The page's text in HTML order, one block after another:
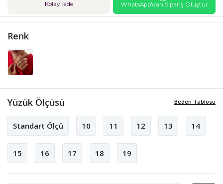
Kolay İade WhatsApp'dan Sipariş Oluştur
Renk
Beden Tablosu
Yüzük Ölçüsü
Standart Ölçü 10 11 12 13 14
15 16 17 18 19